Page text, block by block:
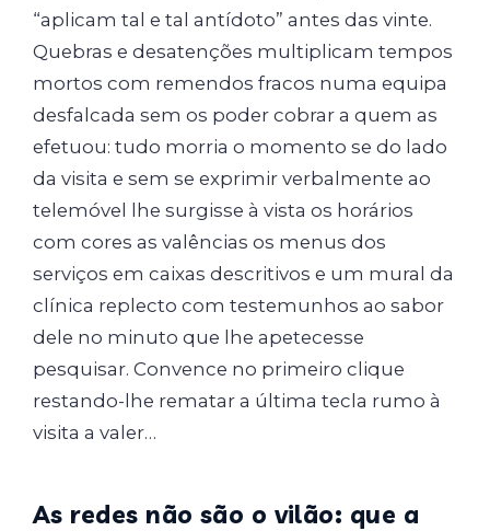
“aplicam tal e tal antídoto” antes das vinte.
Quebras e desatenções multiplicam tempos
mortos com remendos fracos numa equipa
desfalcada sem os poder cobrar a quem as
efetuou: tudo morria o momento se do lado
da visita e sem se exprimir verbalmente ao
telemóvel lhe surgisse à vista os horários
com cores as valências os menus dos
serviços em caixas descritivos e um mural da
clínica replecto com testemunhos ao sabor
dele no minuto que lhe apetecesse
pesquisar. Convence no primeiro clique
restando-lhe rematar a última tecla rumo à
visita a valer…
As redes não são o vilão: que a